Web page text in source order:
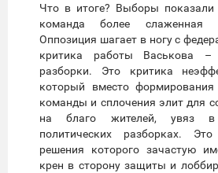
Что в итоге? Выборы показали
команда более слаженная
Оппозиция шагает в ногу с
критика работы Васькова –
разборки. Это критика
который вместо формирования
команды и сплочения элит для
на благо жителей, увяз
политических разборках.
решения которого зачастую
крен в сторону защиты и